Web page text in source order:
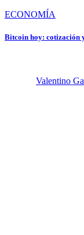
ECONOMÍA
Bitcoin hoy: cotización
Valentino